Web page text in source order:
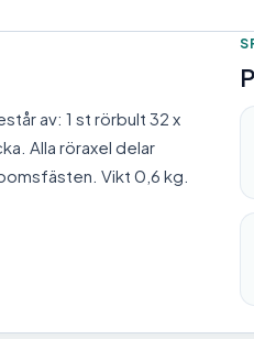
av: 1 st rörbult 32 x
Alla röraxel delar
Vikt 0,6 kg.